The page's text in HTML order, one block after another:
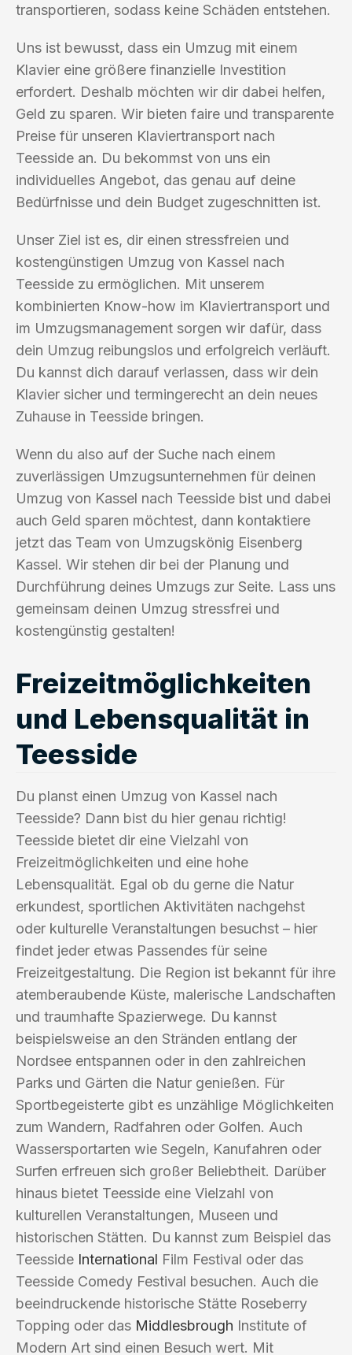
transportieren, sodass keine Schäden entstehen.
Uns ist bewusst, dass ein Umzug mit einem
Klavier eine größere finanzielle Investition
erfordert. Deshalb möchten wir dir dabei helfen,
Geld zu sparen. Wir bieten faire und transparente
Preise für unseren Klaviertransport nach
Teesside an. Du bekommst von uns ein
individuelles Angebot, das genau auf deine
Bedürfnisse und dein Budget zugeschnitten ist.
Unser Ziel ist es, dir einen stressfreien und
kostengünstigen Umzug von Kassel nach
Teesside zu ermöglichen. Mit unserem
kombinierten Know-how im Klaviertransport und
im Umzugsmanagement sorgen wir dafür, dass
dein Umzug reibungslos und erfolgreich verläuft.
Du kannst dich darauf verlassen, dass wir dein
Klavier sicher und termingerecht an dein neues
Zuhause in Teesside bringen.
Wenn du also auf der Suche nach einem
zuverlässigen Umzugsunternehmen für deinen
Umzug von Kassel nach Teesside bist und dabei
auch Geld sparen möchtest, dann kontaktiere
jetzt das Team von Umzugskönig Eisenberg
Kassel. Wir stehen dir bei der Planung und
Durchführung deines Umzugs zur Seite. Lass uns
gemeinsam deinen Umzug stressfrei und
kostengünstig gestalten!
Freizeitmöglichkeiten
und Lebensqualität in
Teesside
Du planst einen Umzug von Kassel nach
Teesside? Dann bist du hier genau richtig!
Teesside bietet dir eine Vielzahl von
Freizeitmöglichkeiten und eine hohe
Lebensqualität. Egal ob du gerne die Natur
erkundest, sportlichen Aktivitäten nachgehst
oder kulturelle Veranstaltungen besuchst – hier
findet jeder etwas Passendes für seine
Freizeitgestaltung. Die Region ist bekannt für ihre
atemberaubende Küste, malerische Landschaften
und traumhafte Spazierwege. Du kannst
beispielsweise an den Stränden entlang der
Nordsee entspannen oder in den zahlreichen
Parks und Gärten die Natur genießen. Für
Sportbegeisterte gibt es unzählige Möglichkeiten
zum Wandern, Radfahren oder Golfen. Auch
Wassersportarten wie Segeln, Kanufahren oder
Surfen erfreuen sich großer Beliebtheit. Darüber
hinaus bietet Teesside eine Vielzahl von
kulturellen Veranstaltungen, Museen und
historischen Stätten. Du kannst zum Beispiel das
Teesside International Film Festival oder das
Teesside Comedy Festival besuchen. Auch die
beeindruckende historische Stätte Roseberry
Topping oder das Middlesbrough Institute of
Modern Art sind einen Besuch wert. Mit